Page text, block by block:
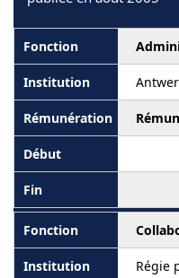
Régie